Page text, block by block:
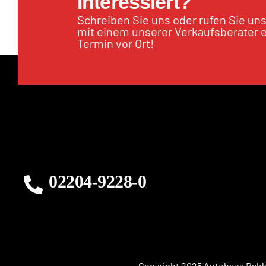
Schreiben Sie uns oder rufen Sie
mit einem unserer Verkaufsberater
Termin vor Ort!
02204-9228-0